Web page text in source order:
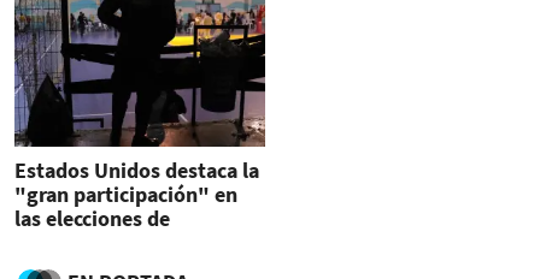
Estados Unidos destaca la
"gran participación" en
las elecciones de